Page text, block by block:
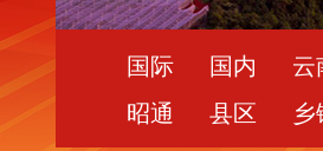
国际 国内
云
昭通
县区